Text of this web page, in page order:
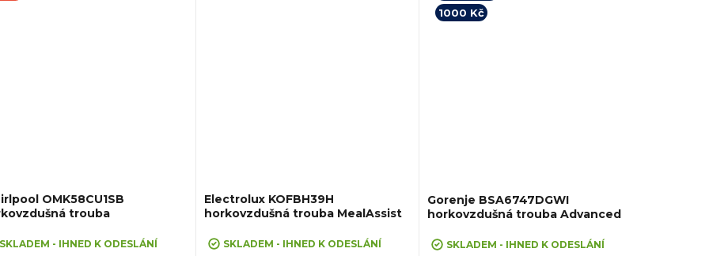
OMK58CU1SB
trouba
SKLADEM - IHNED K ODESLÁNÍ
Electrolux KOFBH39H
horkovzdušná trouba MealAssist
SKLADEM - IHNED K ODESLÁNÍ
1000 Kč
Gorenje BSA6747DGWI
horkovzdušná trouba Advanced
stránkách gorenje.cz
SKLADEM - IHNED K ODESLÁNÍ